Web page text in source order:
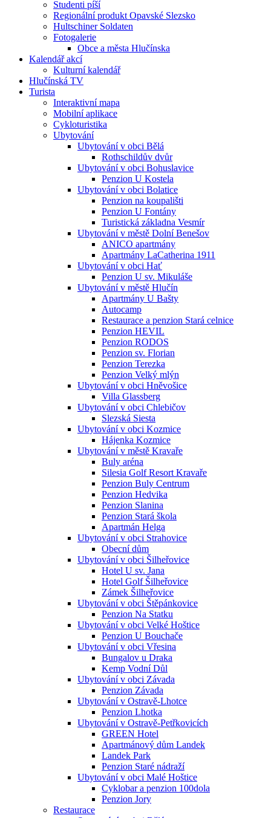
Studenti píší
Regionální produkt Opavské Slezsko
Hultschiner Soldaten
Fotogalerie
Obce a města Hlučínska
Kalendář akcí
Kulturní kalendář
Hlučínská TV
Turista
Interaktivní mapa
Mobilní aplikace
Cykloturistika
Ubytování
Ubytování v obci Bělá
Rothschildův dvůr
Ubytování v obci Bohuslavice
Penzion U Kostela
Ubytování v obci Bolatice
Penzion na koupališti
Penzion U Fontány
Turistická základna Vesmír
Ubytování v městě Dolní Benešov
ANICO apartmány
Apartmány LaCatherina 1911
Ubytování v obci Hať
Penzion U sv. Mikuláše
Ubytování v městě Hlučín
Apartmány U Bašty
Autocamp
Restaurace a penzion Stará celnice
Penzion HEVIL
Penzion RODOS
Penzion sv. Florian
Penzion Terezka
Penzion Velký mlýn
Ubytování v obci Hněvošice
Villa Glassberg
Ubytování v obci Chlebičov
Slezská Siesta
Ubytování v obci Kozmice
Hájenka Kozmice
Ubytování v městě Kravaře
Buly aréna
Silesia Golf Resort Kravaře
Penzion Buly Centrum
Penzion Hedvika
Penzion Slanina
Penzion Stará škola
Apartmán Helga
Ubytování v obci Strahovice
Obecní dům
Ubytování v obci Šilheřovice
Hotel U sv. Jana
Hotel Golf Šilheřovice
Zámek Šilheřovice
Ubytování v obci Štěpánkovice
Penzion Na Statku
Ubytování v obci Velké Hoštice
Penzion U Bouchače
Ubytování v obci Vřesina
Bungalov u Draka
Kemp Vodní Důl
Ubytování v obci Závada
Penzion Závada
Ubytování v Ostravě-Lhotce
Penzion Lhotka
Ubytování v Ostravě-Petřkovicích
GREEN Hotel
Apartmánový dům Landek
Landek Park
Penzion Staré nádraží
Ubytování v obci Malé Hoštice
Cyklobar a penzion 100dola
Penzion Jory
Restaurace